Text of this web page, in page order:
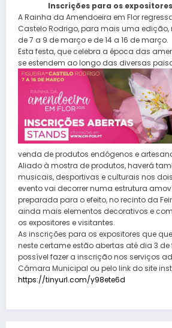
Inscrições para os
A Rainha da Amendoeira em Flor
Castelo Rodrigo, para mais uma
de 7 a 9 de março e de 14 a 16 de março.
Esta festa, que celebra a época das
se estendem ao longo das diversas
venda de produtos endógenos e
Aliado à mostra de produtos, haverá
musicais, desportivas e culturais nos
evento vai decorrer numa estrutura
preparada para o efeito, no recinto da
ainda mais elementos decorativos e
os expositores e visitantes.
As inscrições para os expositores que
neste certame estão abertas até dia 3 de
possível fazer a inscrição nos serviços
Câmara Municipal ou pelo link do site
https://tinyurl.com/y98ete6d